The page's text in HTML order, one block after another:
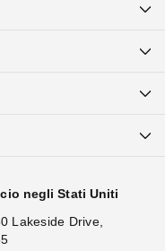
negli Stati Uniti
Lakeside Drive,